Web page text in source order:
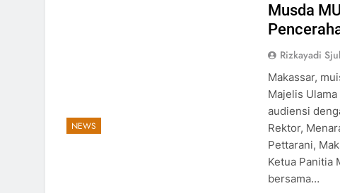
NEWS
Musda
Rizkayadi
Makassar,
Majelis
audiensi
Rektor,
Pettarani,
Ketua Panitia
bersama…